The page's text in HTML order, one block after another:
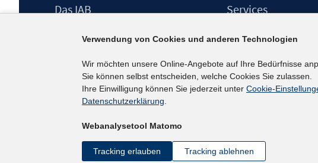
Footer
Das IAB
Berufsforschung (IAB) – unser Leitbild
Institutsleitung
Graduiertenprogramm
Befragungen
Projekte
Services
IAB-Newsletter
Kontakt
Verwendung von Cookies und anderen Technologien
Wir möchten unsere Online-Angebote auf Ihre Bedürfnisse
Sie können selbst entscheiden, welche Cookies Sie zulassen.
Ihre Einwilligung können Sie jederzeit unter Cookie-
Datenschutzerklärung.
Webanalysetool Matomo
Tracking erlauben Tracking ablehnen